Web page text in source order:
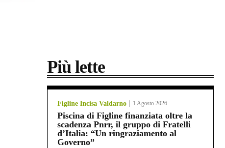
Più lette
Figline Incisa Valdarno 1 Agosto 2026
Piscina di Figline finanziata oltre la
scadenza Pnrr, il gruppo di Fratelli
d’Italia: “Un ringraziamento al
Governo”